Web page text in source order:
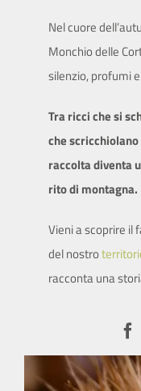
Nel cuore
Monchio delle
silenzio, profumi
Tra ricci che si
che
raccolta diventa
rito di montagna.
Vieni a scoprire il
del nostro
racconta una